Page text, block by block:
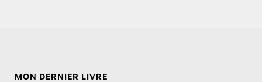
MON DERNIER LIVRE